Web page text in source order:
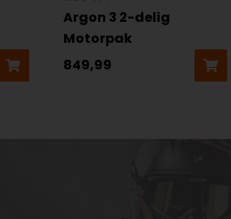
Argon 3 2-delig
Motorpak
849,99